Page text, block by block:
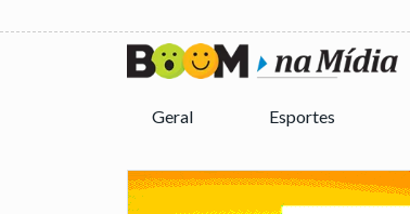
Geral Esportes